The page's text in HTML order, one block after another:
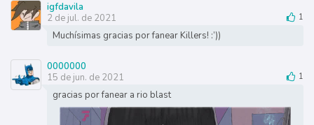
igfdavila
2 de jul. de 2021
1
Muchísimas gracias por fanear Killers! :’))
0000000
15 de jun. de 2021
1
gracias por fanear a rio blast